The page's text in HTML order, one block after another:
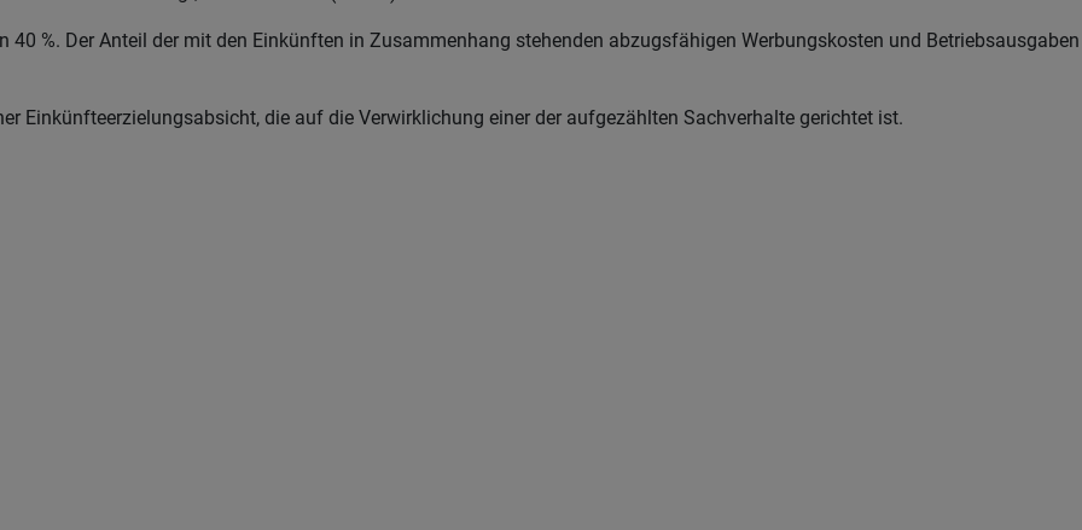
%. Der Anteil der mit den Einkünften in Zusammenhang stehenden abzugsfähigen Werbungskosten und Betriebsausgaben
Einkünfteerzielungsabsicht, die auf die Verwirklichung einer der aufgezählten Sachverhalte gerichtet ist.